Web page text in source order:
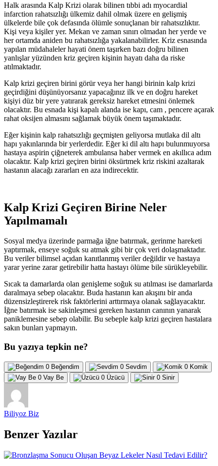
Halk arasında Kalp Krizi olarak bilinen tıbbi adı myocardial
infarction rahatsızlığı ülkemiz dahil olmak üzere en gelişmiş
ülkelerde bile çok defasında ölümle sonuçlanan bir rahatsızlıktır.
Kişi veya kişiler yer. Mekan ve zaman sınırı olmadan her yerde ve
her ortamda aniden bu rahatsızlığa yakalanabilirler. Kriz esnasında
yapılan müdahaleler hayati önem taşırken bazı doğru bilinen
yanlışlar yüzünden kriz geçiren kişinin hayatı daha da riske
atılmaktadır.
Kalp krizi geçiren birini görür veya her hangi birinin kalp krizi
geçirdiğini düşünüyorsanız yapacağınız ilk ve en doğru hareket
kişiyi düz bir yere yatırarak gereksiz hareket etmesini önlemek
olacaktır. Bu esnada kişi kapalı alanda ise kapı, cam , pencere açarak
rahat oksijen almasını sağlamak büyük önem taşımaktadır.
Eğer kişinin kalp rahatsızlığı geçmişten geliyorsa mutlaka dil altı
hapı yakınlarında bir yerlerdedir. Eğer ki dil altı hapı bulunmuyorsa
hastaya aspirin çiğneterek ambulansa haber vermek en akıllıca adım
olacaktır. Kalp krizi geçiren birini öksürtmek kriz riskini azaltarak
hastanın alacağı zararları en aza indirecektir.
Kalp Krizi Geçiren Birine Neler
Yapılmamalı
Sosyal medya üzerinde parmağa iğne batırmak, gerinme hareketi
yaptırmak, enseye soğuk su atmak gibi bir çok veri dolaşmaktadır.
Bu veriler bilimsel açıdan kanıtlanmış veriler değildir ve hastaya
yarar yerine zarar getirebilir hatta hastayı ölüme bile sürükleyebilir.
Sıcak ta damarlarda olan genişleme soğuk su atılması ise damarlarda
daralmaya sebep olacaktır. Buda hastanın kan akışını bir anda
düzensizleştirerek risk faktörlerini arttırmaya olanak sağlayacaktır.
İğne batırmak ise sakinleşmesi gereken hastanın canının yanarak
paniklemesine sebep olabilir. Bu sebeple kalp krizi geçiren hastalara
sakın bunları yapmayın.
Bu yazıya tepkin ne?
0 Beğendim 0 Sevdim 0 Komik
0 Vay Be 0 Üzücü 0 Sinir
Biliyoz Biz
Benzer Yazılar